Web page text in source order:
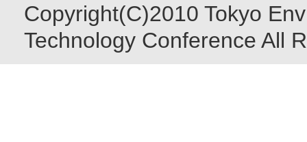
Copyright(C)2010 Tokyo
Technology Conference All